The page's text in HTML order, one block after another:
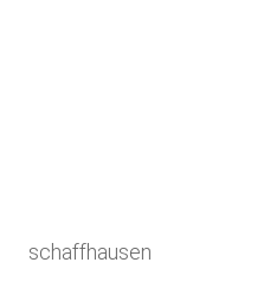
schaffhausen